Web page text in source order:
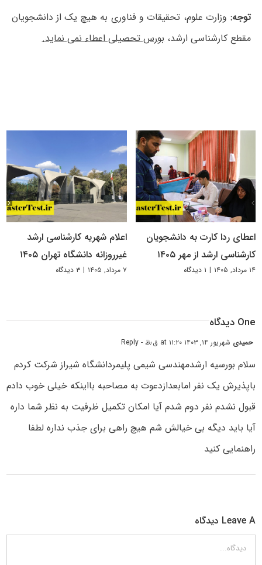
توجه: وزارت علوم، تحقیقات و فناوری به هیچ یک از دانشجویان
مقطع کارشناسی ارشد،بورس تحصیلی اعطاء نمی نماید.
اعطای ردا کارت به دانشجویان
کارشناسی ارشد از مهر ۱۴۰۵
۱۴ مرداد, ۱۴۰۵ | ۱ دیدگاه
اعلام شهریه کارشناسی ارشد
غیرروزانه دانشگاه تهران ۱۴۰۵
۷ مرداد, ۱۴۰۵ | ۳ دیدگاه
One دیدگاه
حمیدی شهریور ۱۴, ۱۴۰۳ at ۱۱:۲۰ ق٫ظ - Reply
سلام بورسیه ارشدمهندسی شیمی پلیمردانشگاه شیراز شرکت کردم
باپذیرش یک نفر امابعدازدعوت به مصاحبه بااینکه خیلی خوب دادم
قبول نشدم نفر دوم شدم آیا امکان تکمیل ظرفیت به نظر شما داره
آیا باید دیگه بی خیالش شم هیچ راهی برای جذب نداره لطفا
راهنمایی کنید
Leave A دیدگاه
دیدگاه